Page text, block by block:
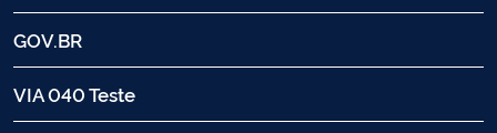
GOV.BR
VIA 040 Teste